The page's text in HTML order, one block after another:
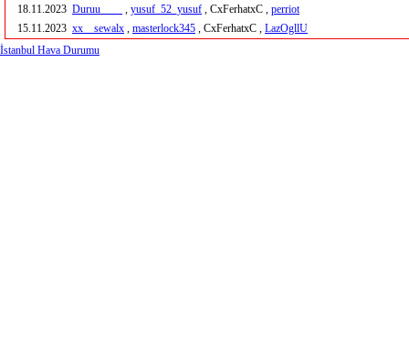
18.11.2023 Duruu____ , yusuf_52_yusuf , CxFerhatxC , perriot
15.11.2023 xx__sewalx , masterlock345 , CxFerhatxC , LazOgllU
İstanbul Hava Durumu